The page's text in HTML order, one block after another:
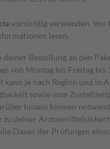
vorsichtig verwenden. Vor
lesen.
deiner Bestellung an den
von Montag bis Freitag bis
kann je nach Region und in
sowie vom
hinaus können
zu deiner
Dauer der Prüfungen